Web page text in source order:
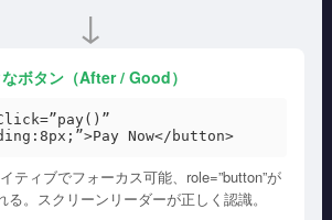
↓
ボタン（After / Good）
Now</button>
ティブでフォーカス可能、role=”button”が
。スクリーンリーダーが正しく認識。